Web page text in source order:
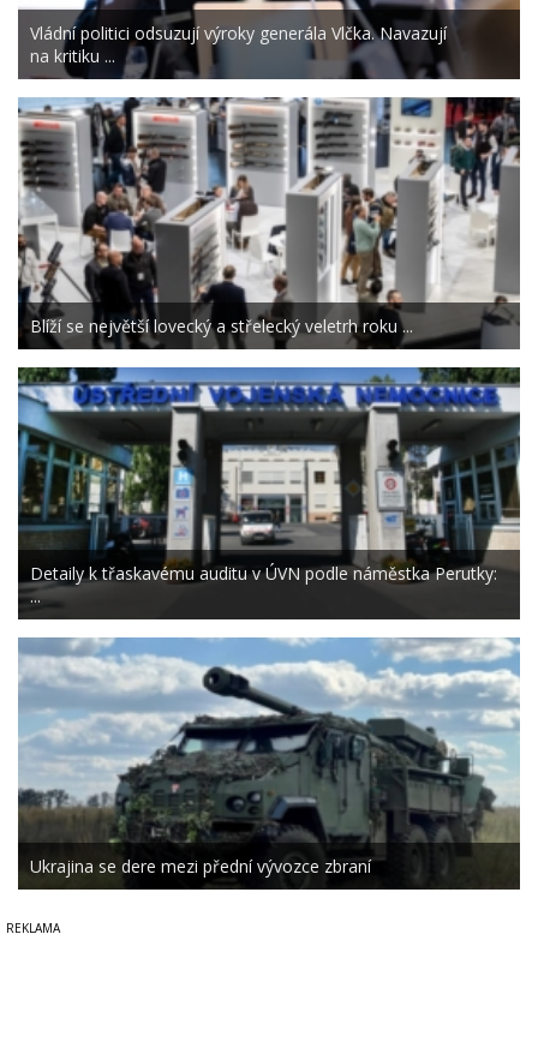
Vládní politici odsuzují výroky generála Vlčka. Navazují
na kritiku ...
Blíží se největší lovecký a střelecký veletrh roku ...
Detaily k třaskavému auditu v ÚVN podle náměstka Perutky:
...
Ukrajina se dere mezi přední vývozce zbraní